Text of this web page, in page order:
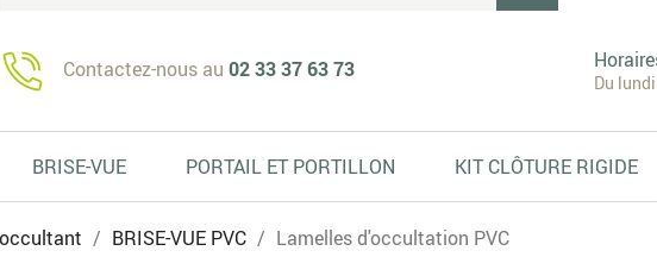
Contactez-nous au 02 33 37 63 73
Du
BRISE-VUE PORTAIL ET PORTILLON KIT CLÔTURE RIGIDE
BRISE-VUE PVC Lamelles d'occultation PVC